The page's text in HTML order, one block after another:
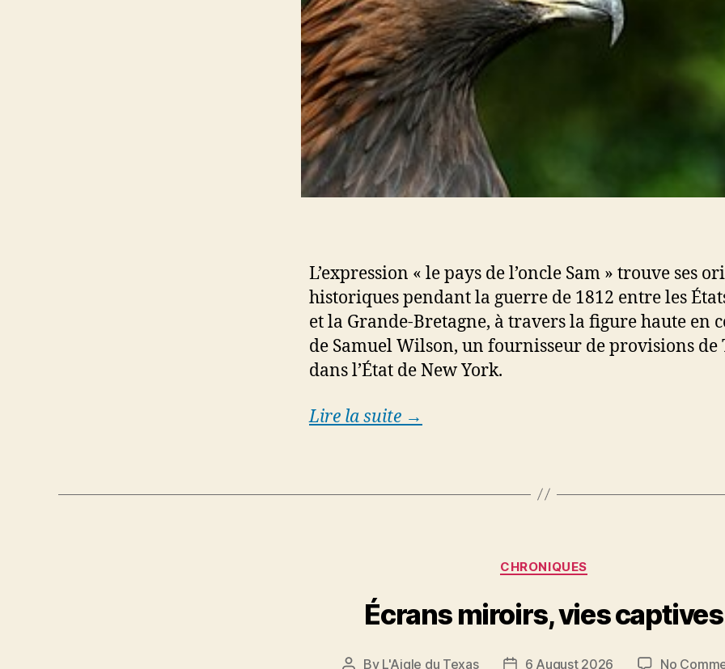
L’expression « le pays de l’oncle Sam » trouve ses
historiques pendant la guerre de 1812 entre les
et la Grande-Bretagne, à travers la figure haute en
de Samuel Wilson, un fournisseur de provisions de
dans l’État de New York.
Lire la suite →
Categories
CHRONIQUES
Écrans miroirs, vies captives
By L'Aigle du Texas 6 August 2026 No